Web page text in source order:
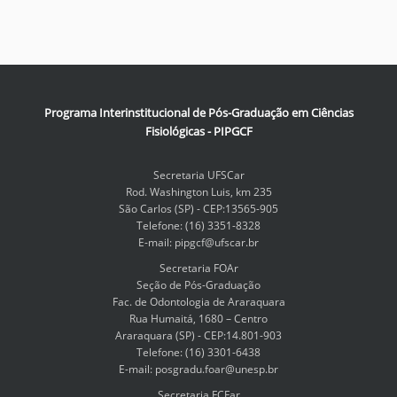
Programa Interinstitucional de Pós-Graduação em Ciências
Fisiológicas - PIPGCF
Secretaria UFSCar
Rod. Washington Luis, km 235
São Carlos (SP) - CEP:13565-905
Telefone: (16) 3351-8328
E-mail: pipgcf@ufscar.br
Secretaria FOAr
Seção de Pós-Graduação
Fac. de Odontologia de Araraquara
Rua Humaitá, 1680 – Centro
Araraquara (SP) - CEP:14.801-903
Telefone: (16) 3301-6438
E-mail: posgradu.foar@unesp.br